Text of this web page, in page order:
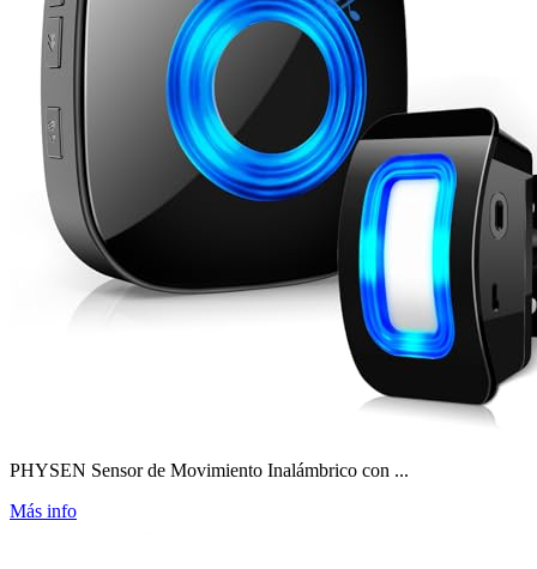
PHYSEN Sensor de Movimiento Inalámbrico con ...
Más info